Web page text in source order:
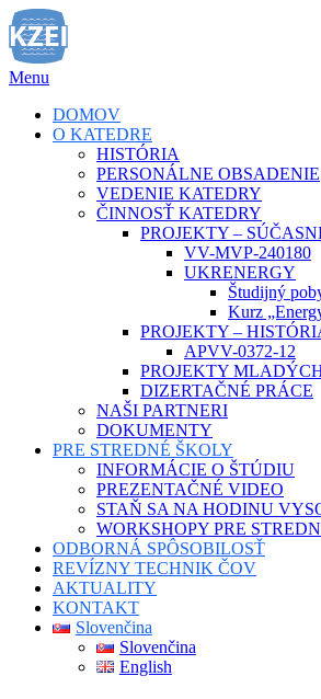
Prejsť
na
obsah
Menu
DOMOV
O KATEDRE
HISTÓRIA
PERSONÁLNE OBSADENIE
VEDENIE KATEDRY
ČINNOSŤ KATEDRY
PROJEKTY –
VV-MVP-240180
UKRENERGY
Študijný
Kurz
PROJEKTY –
APVV-0372-12
PROJEKTY
DIZERTAČNÉ PRÁCE
NAŠI PARTNERI
DOKUMENTY
PRE STREDNÉ ŠKOLY
INFORMÁCIE O ŠTÚDIU
PREZENTAČNÉ VIDEO
STAŇ SA NA HODINU
WORKSHOPY PRE
ODBORNÁ SPÔSOBILOSŤ
REVÍZNY TECHNIK ČOV
AKTUALITY
KONTAKT
Slovenčina
Slovenčina
English